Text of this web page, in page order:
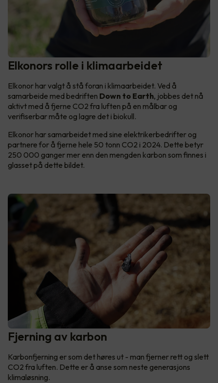
Elkonors rolle i klimaarbeidet
Elkonor har valgt å stå foran i klimaarbeidet. Ved å
samarbeide med bedriften Down to Earth, jobbes det nå
aktivt med å fjerne CO2 fra luften på en målbar og
verifiserbar måte og lagre det i biokull.
Elkonor har samarbeidet med sine elektrikerbedrifter og
partnere for å fjerne hele 50 tonn CO2 i 2024. Dette betyr
250 000 ganger mer enn den mengden karbon som finnes i
glasset på dette bildet.
Fjerning av karbon
Karbonfjerning er som det høres ut - man fjerner rett og slett
CO2 fra luften. Dette er å anse som neste generasjons
klimaløsning.